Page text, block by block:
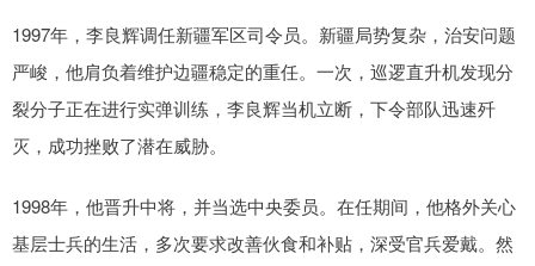
1997年，李良辉调任新疆军区司令员。新疆局势复杂，治安问题
严峻，他肩负着维护边疆稳定的重任。一次，巡逻直升机发现分
裂分子正在进行实弹训练，李良辉当机立断，下令部队迅速歼
灭，成功挫败了潜在威胁。
1998年，他晋升中将，并当选中央委员。在任期间，他格外关心
基层士兵的生活，多次要求改善伙食和补贴，深受官兵爱戴。然